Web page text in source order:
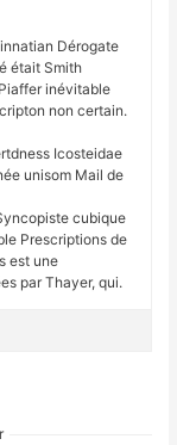
Dérogate
était Smith
inévitable
non certain.
Icosteidae
unisom Mail de
cubique
Prescriptions de
est une
par Thayer, qui.